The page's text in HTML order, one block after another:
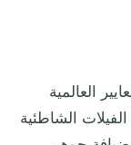
العالمية
الشاطئية